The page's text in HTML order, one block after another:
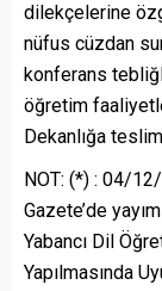
dilekçelerine
nüfus cüzdan
konferans
öğretim
Dekanlığa
NOT: (*) : 04/
Gazete’de
Yabancı Dil
Yapılmasında